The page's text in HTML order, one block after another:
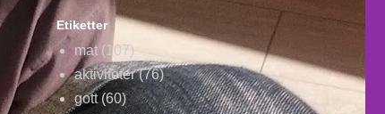
Etiketter
mat (107)
aktiviteter (76)
gott (60)